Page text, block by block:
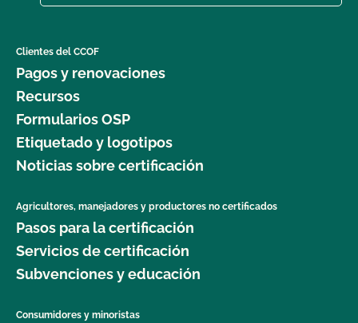
Clientes del CCOF
Pagos y renovaciones
Recursos
Formularios OSP
Etiquetado y logotipos
Noticias sobre certificación
Agricultores, manejadores y productores no certificados
Pasos para la certificación
Servicios de certificación
Subvenciones y educación
Consumidores y minoristas